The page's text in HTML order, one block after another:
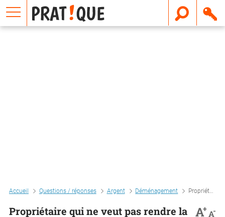
Accueil Questions / réponses Argent Déménagement Propriétaire qui ne veut pas rendre la caution. comment l'y obliger ?
Propriétaire qui ne veut pas rendre la
A+A-
E
m
a